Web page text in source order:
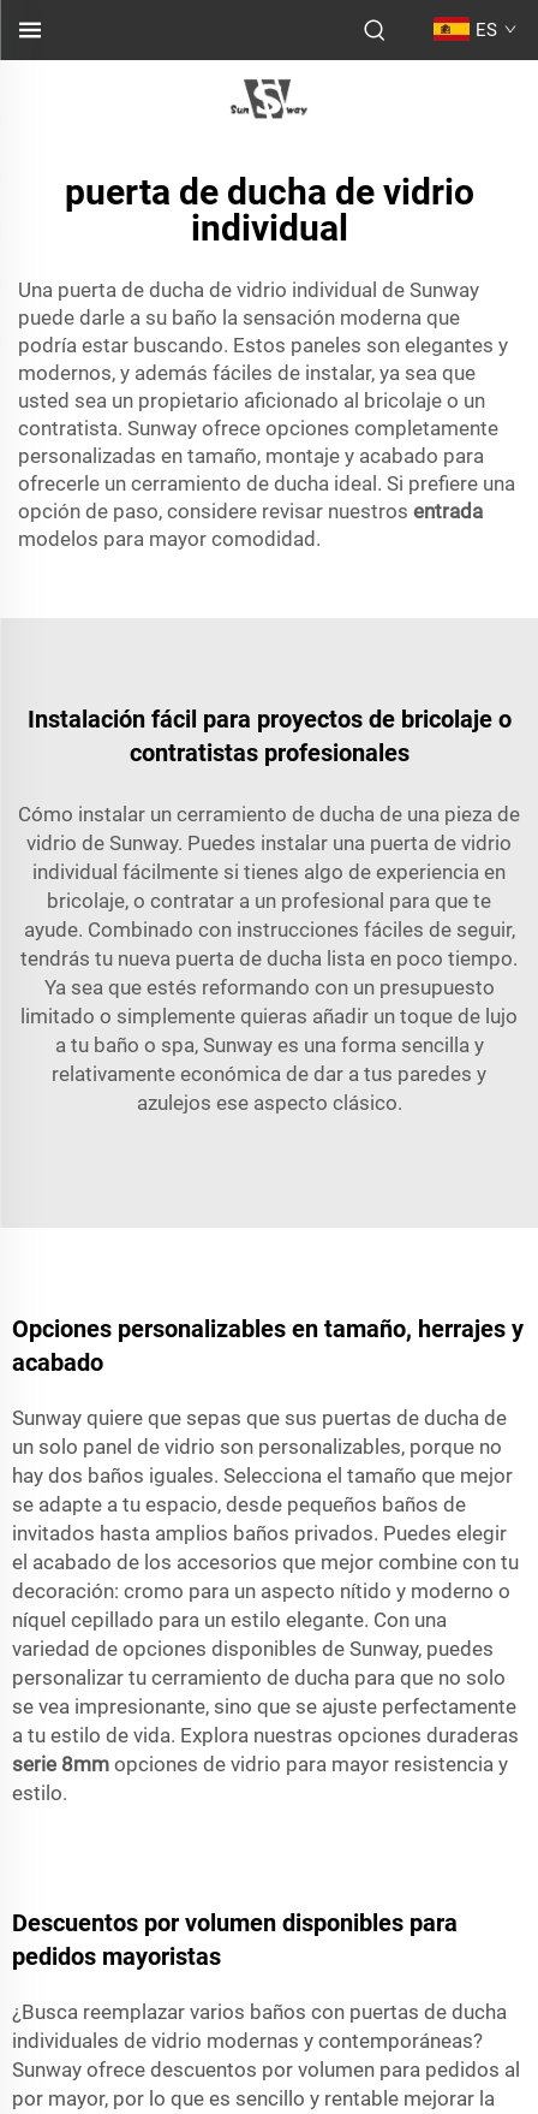
ES
puerta de ducha de vidrio
individual
Una puerta de ducha de vidrio individual de Sunway
puede darle a su baño la sensación moderna que
podría estar buscando. Estos paneles son elegantes y
modernos, y además fáciles de instalar, ya sea que
usted sea un propietario aficionado al bricolaje o un
contratista. Sunway ofrece opciones completamente
personalizadas en tamaño, montaje y acabado para
ofrecerle un cerramiento de ducha ideal. Si prefiere una
opción de paso, considere revisar nuestros entrada
modelos para mayor comodidad.
Instalación fácil para proyectos de bricolaje o
contratistas profesionales
Cómo instalar un cerramiento de ducha de una pieza de
vidrio de Sunway. Puedes instalar una puerta de vidrio
individual fácilmente si tienes algo de experiencia en
bricolaje, o contratar a un profesional para que te
ayude. Combinado con instrucciones fáciles de seguir,
tendrás tu nueva puerta de ducha lista en poco tiempo.
Ya sea que estés reformando con un presupuesto
limitado o simplemente quieras añadir un toque de lujo
a tu baño o spa, Sunway es una forma sencilla y
relativamente económica de dar a tus paredes y
azulejos ese aspecto clásico.
Opciones personalizables en tamaño, herrajes y
acabado
Sunway quiere que sepas que sus puertas de ducha de
un solo panel de vidrio son personalizables, porque no
hay dos baños iguales. Selecciona el tamaño que mejor
se adapte a tu espacio, desde pequeños baños de
invitados hasta amplios baños privados. Puedes elegir
el acabado de los accesorios que mejor combine con tu
decoración: cromo para un aspecto nítido y moderno o
níquel cepillado para un estilo elegante. Con una
variedad de opciones disponibles de Sunway, puedes
personalizar tu cerramiento de ducha para que no solo
se vea impresionante, sino que se ajuste perfectamente
a tu estilo de vida. Explora nuestras opciones duraderas
serie 8mm opciones de vidrio para mayor resistencia y
estilo.
Descuentos por volumen disponibles para
pedidos mayoristas
¿Busca reemplazar varios baños con puertas de ducha
individuales de vidrio modernas y contemporáneas?
Sunway ofrece descuentos por volumen para pedidos al
por mayor, por lo que es sencillo y rentable mejorar la